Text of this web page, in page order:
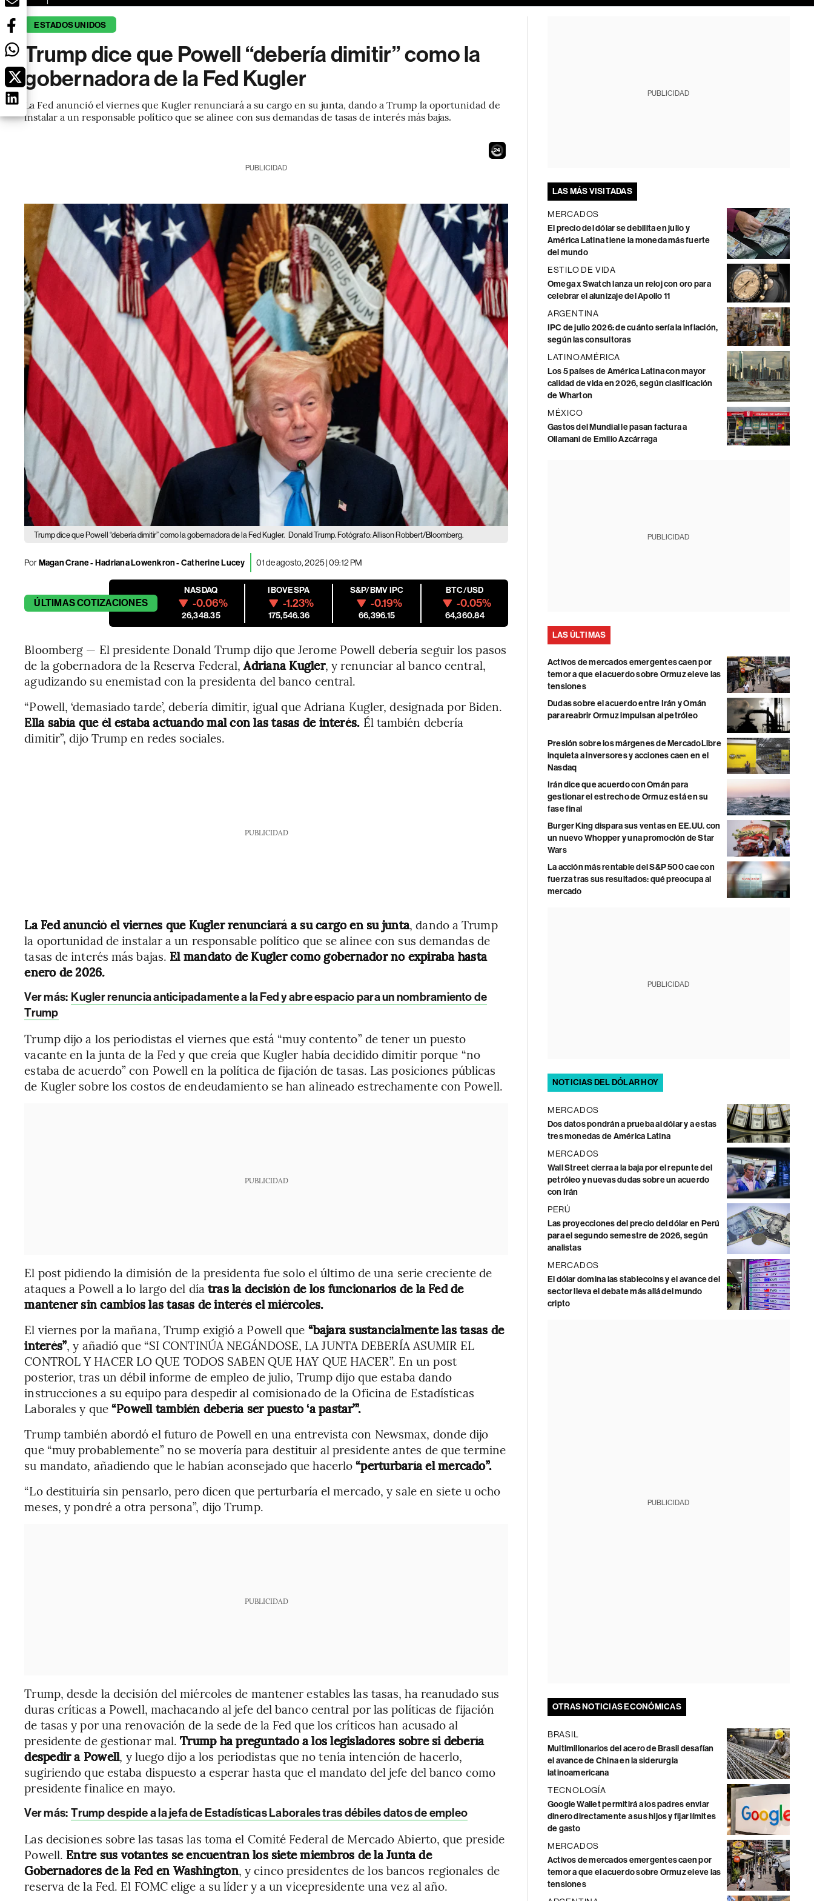
ESTADOS UNIDOS
Trump dice que Powell “debería dimitir” como la
gobernadora de la Fed Kugler
La Fed anunció el viernes que Kugler renunciará a su cargo en su junta, dando a Trump la oportunidad de
instalar a un responsable político que se alinee con sus demandas de tasas de interés más bajas.
22
PUBLICIDAD
Trump dice que Powell “debería dimitir” como la gobernadora de la Fed Kugler. Donald Trump. Fotógrafo: Allison Robbert/Bloomberg.
PorMagan Crane - Hadriana Lowenkron - Catherine Lucey 01 de agosto, 2025 | 09:12 PM
ÚLTIMASCOTIZACIONES
NASDAQ
-0.06%
26,348.35
IBOVESPA
-1.23%
175,546.36
S&P/BMV IPC
-0.19%
66,396.15
BTC/USD
-0.05%
64,360.84
Bloomberg — El presidente Donald Trump dijo que Jerome Powell debería seguir los pasos
de la gobernadora de la Reserva Federal,Adriana Kugler, y renunciar al banco central,
agudizando su enemistad con la presidenta del banco central.
“Powell, ‘demasiado tarde’, debería dimitir, igual que Adriana Kugler, designada por Biden.
Ella sabía que él estaba actuando mal con las tasas de interés. Él también debería
dimitir”, dijo Trump en redes sociales.
PUBLICIDAD
La Fed anunció el viernes que Kugler renunciará a su cargo en su junta, dando a Trump
la oportunidad de instalar a un responsable político que se alinee con sus demandas de
tasas de interés más bajas. El mandato de Kugler como gobernador no expiraba hasta
enero de 2026.
Ver más: Kugler renuncia anticipadamente a la Fed y abre espacio para un nombramiento de
Trump
Trump dijo a los periodistas el viernes que está “muy contento” de tener un puesto
vacante en la junta de la Fed y que creía que Kugler había decidido dimitir porque “no
estaba de acuerdo” con Powell en la política de fijación de tasas. Las posiciones públicas
de Kugler sobre los costos de endeudamiento se han alineado estrechamente con Powell.
PUBLICIDAD
El post pidiendo la dimisión de la presidenta fue solo el último de una serie creciente de
ataques a Powell a lo largo del día tras la decisión de los funcionarios de la Fed de
mantener sin cambios las tasas de interés el miércoles.
El viernes por la mañana, Trump exigió a Powell que “bajara sustancialmente las tasas de
interés”, y añadió que “SI CONTINÚA NEGÁNDOSE, LA JUNTA DEBERÍA ASUMIR EL
CONTROL Y HACER LO QUE TODOS SABEN QUE HAY QUE HACER”. En un post
posterior, tras un débil informe de empleo de julio, Trump dijo que estaba dando
instrucciones a su equipo para despedir al comisionado de la Oficina de Estadísticas
Laborales y que“Powell también debería ser puesto ‘a pastar’”.
Trump también abordó el futuro de Powell en una entrevista con Newsmax, donde dijo
que “muy probablemente” no se movería para destituir al presidente antes de que termine
su mandato, añadiendo que le habían aconsejado que hacerlo“perturbaría el mercado”.
“Lo destituiría sin pensarlo, pero dicen que perturbaría el mercado, y sale en siete u ocho
meses, y pondré a otra persona”, dijo Trump.
PUBLICIDAD
Trump, desde la decisión del miércoles de mantener estables las tasas, ha reanudado sus
duras críticas a Powell, machacando al jefe del banco central por las políticas de fijación
de tasas y por una renovación de la sede de la Fed que los críticos han acusado al
presidente de gestionar mal.Trump ha preguntado a los legisladores sobre si debería
despedir a Powell, y luego dijo a los periodistas que no tenía intención de hacerlo,
sugiriendo que estaba dispuesto a esperar hasta que el mandato del jefe del banco como
presidente finalice en mayo.
Ver más: Trump despide a la jefa de Estadísticas Laborales tras débiles datos de empleo
Las decisiones sobre las tasas las toma el Comité Federal de Mercado Abierto, que preside
Powell. Entre sus votantes se encuentran los siete miembros de la Junta de
Gobernadores de la Fed en Washington, y cinco presidentes de los bancos regionales de
reserva de la Fed. El FOMC elige a su líder y a un vicepresidente una vez al año.
PUBLICIDAD
LAS MÁS VISITADAS
MERCADOS
El precio del dólar se debilita en julio y
América Latina tiene la moneda más fuerte
del mundo
ESTILO DE VIDA
Omega x Swatch lanza un reloj con oro para
celebrar el alunizaje del Apollo 11
ARGENTINA
IPC de julio 2026: de cuánto sería la inflación,
según las consultoras
LATINOAMÉRICA
Los 5 países de América Latina con mayor
calidad de vida en 2026, según clasificación
de Wharton
MÉXICO
Gastos del Mundial le pasan factura a
Ollamani de Emilio Azcárraga
PUBLICIDAD
LAS ÚLTIMAS
Activos de mercados emergentes caen por
temor a que el acuerdo sobre Ormuz eleve las
tensiones
Dudas sobre el acuerdo entre Irán y Omán
para reabrir Ormuz impulsan al petróleo
Presión sobre los márgenes de MercadoLibre
inquieta a inversores y acciones caen en el
Nasdaq
Irán dice que acuerdo con Omán para
gestionar el estrecho de Ormuz está en su
fase final
Burger King dispara sus ventas en EE.UU. con
un nuevo Whopper y una promoción de Star
Wars
La acción más rentable del S&P 500 cae con
fuerza tras sus resultados: qué preocupa al
mercado
PUBLICIDAD
NOTICIAS DEL DÓLAR HOY
MERCADOS
Dos datos pondrán a prueba al dólar y a estas
tres monedas de América Latina
MERCADOS
Wall Street cierra a la baja por el repunte del
petróleo y nuevas dudas sobre un acuerdo
con Irán
PERÚ
Las proyecciones del precio del dólar en Perú
para el segundo semestre de 2026, según
analistas
MERCADOS
El dólar domina las stablecoins y el avance del
sector lleva el debate más allá del mundo
cripto
PUBLICIDAD
OTRAS NOTICIAS ECONÓMICAS
BRASIL
Multimillonarios del acero de Brasil desafían
el avance de China en la siderurgia
latinoamericana
TECNOLOGÍA
Google Wallet permitirá a los padres enviar
dinero directamente a sus hijos y fijar límites
de gasto
MERCADOS
Activos de mercados emergentes caen por
temor a que el acuerdo sobre Ormuz eleve las
tensiones